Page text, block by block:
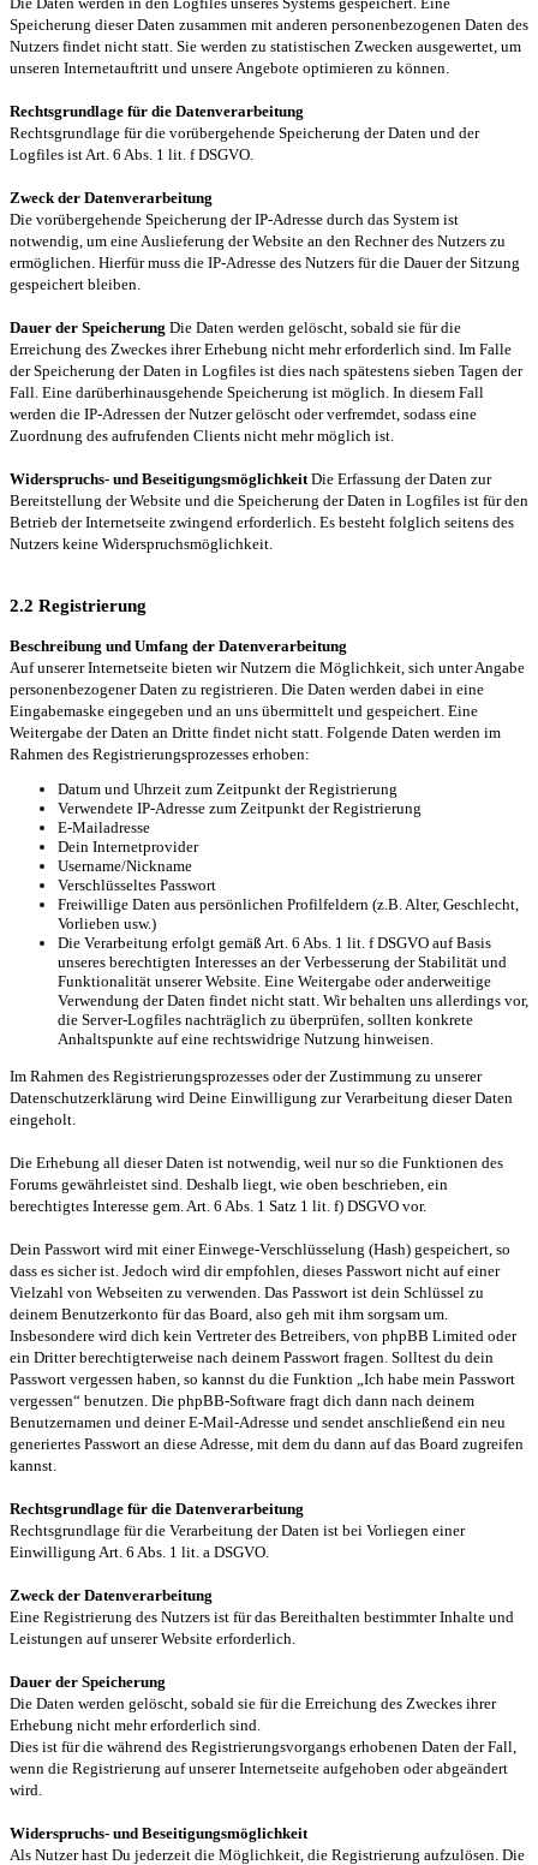
Speicherung dieser Daten zusammen mit anderen personenbezogenen Daten des
Nutzers findet nicht statt. Sie werden zu statistischen Zwecken ausgewertet, um
unseren Internetauftritt und unsere Angebote optimieren zu können.
Rechtsgrundlage für die Datenverarbeitung
Rechtsgrundlage für die vorübergehende Speicherung der Daten und der
Logfiles ist Art. 6 Abs. 1 lit. f DSGVO.
Zweck der Datenverarbeitung
Die vorübergehende Speicherung der IP-Adresse durch das System ist
notwendig, um eine Auslieferung der Website an den Rechner des Nutzers zu
ermöglichen. Hierfür muss die IP-Adresse des Nutzers für die Dauer der Sitzung
gespeichert bleiben.
Dauer der Speicherung Die Daten werden gelöscht, sobald sie für die
Erreichung des Zweckes ihrer Erhebung nicht mehr erforderlich sind. Im Falle
der Speicherung der Daten in Logfiles ist dies nach spätestens sieben Tagen der
Fall. Eine darüberhinausgehende Speicherung ist möglich. In diesem Fall
werden die IP-Adressen der Nutzer gelöscht oder verfremdet, sodass eine
Zuordnung des aufrufenden Clients nicht mehr möglich ist.
Widerspruchs- und BeseitigungsmöglichkeitDie Erfassung der Daten zur
Bereitstellung der Website und die Speicherung der Daten in Logfiles ist für den
Betrieb der Internetseite zwingend erforderlich. Es besteht folglich seitens des
Nutzers keine Widerspruchsmöglichkeit.
2.2 Registrierung
Beschreibung und Umfang der Datenverarbeitung
Auf unserer Internetseite bieten wir Nutzern die Möglichkeit, sich unter Angabe
personenbezogener Daten zu registrieren. Die Daten werden dabei in eine
Eingabemaske eingegeben und an uns übermittelt und gespeichert. Eine
Weitergabe der Daten an Dritte findet nicht statt. Folgende Daten werden im
Rahmen des Registrierungsprozesses erhoben:
Datum und Uhrzeit zum Zeitpunkt der Registrierung
Verwendete IP-Adresse zum Zeitpunkt der Registrierung
E-Mailadresse
Dein Internetprovider
Username/Nickname
Verschlüsseltes Passwort
Freiwillige Daten aus persönlichen Profilfeldern (z.B. Alter, Geschlecht,
Vorlieben usw.)
Die Verarbeitung erfolgt gemäß Art. 6 Abs. 1 lit. f DSGVO auf Basis
unseres berechtigten Interesses an der Verbesserung der Stabilität und
Funktionalität unserer Website. Eine Weitergabe oder anderweitige
Verwendung der Daten findet nicht statt. Wir behalten uns allerdings vor,
die Server-Logfiles nachträglich zu überprüfen, sollten konkrete
Anhaltspunkte auf eine rechtswidrige Nutzung hinweisen.
Im Rahmen des Registrierungsprozesses oder der Zustimmung zu unserer
Datenschutzerklärung wird Deine Einwilligung zur Verarbeitung dieser Daten
eingeholt.
Die Erhebung all dieser Daten ist notwendig, weil nur so die Funktionen des
Forums gewährleistet sind. Deshalb liegt, wie oben beschrieben, ein
berechtigtes Interesse gem. Art. 6 Abs. 1 Satz 1 lit. f) DSGVO vor.
Dein Passwort wird mit einer Einwege-Verschlüsselung (Hash) gespeichert, so
dass es sicher ist. Jedoch wird dir empfohlen, dieses Passwort nicht auf einer
Vielzahl von Webseiten zu verwenden. Das Passwort ist dein Schlüssel zu
deinem Benutzerkonto für das Board, also geh mit ihm sorgsam um.
Insbesondere wird dich kein Vertreter des Betreibers, von phpBB Limited oder
ein Dritter berechtigterweise nach deinem Passwort fragen. Solltest du dein
Passwort vergessen haben, so kannst du die Funktion „Ich habe mein Passwort
vergessen“ benutzen. Die phpBB-Software fragt dich dann nach deinem
Benutzernamen und deiner E-Mail-Adresse und sendet anschließend ein neu
generiertes Passwort an diese Adresse, mit dem du dann auf das Board zugreifen
kannst.
Rechtsgrundlage für die Datenverarbeitung
Rechtsgrundlage für die Verarbeitung der Daten ist bei Vorliegen einer
Einwilligung Art. 6 Abs. 1 lit. a DSGVO.
Zweck der Datenverarbeitung
Eine Registrierung des Nutzers ist für das Bereithalten bestimmter Inhalte und
Leistungen auf unserer Website erforderlich.
Dauer der Speicherung
Die Daten werden gelöscht, sobald sie für die Erreichung des Zweckes ihrer
Erhebung nicht mehr erforderlich sind.
Dies ist für die während des Registrierungsvorgangs erhobenen Daten der Fall,
wenn die Registrierung auf unserer Internetseite aufgehoben oder abgeändert
wird.
Widerspruchs- und Beseitigungsmöglichkeit
Als Nutzer hast Du jederzeit die Möglichkeit, die Registrierung aufzulösen. Die